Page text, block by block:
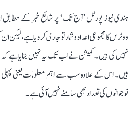
ووٹرس کا مجموعی اعداد و شمار تو جاری کر دیا ہے، لیکن
نہیں کی ہیں۔ کمیشن نے اب تک یہ نہیں بتایا ہے کہ
نوجوانوں کی تعداد بھی سامنے نہیں آئی ہے۔